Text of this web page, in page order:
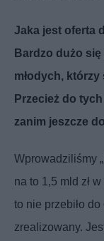
Jaka jest oferta
Bardzo dużo
młodych,
Przecież do
zanim jeszcze
Wprowadziliśmy
na to 1,5 mld zł
to nie przebiło
zrealizowany.